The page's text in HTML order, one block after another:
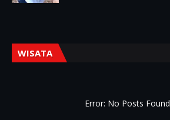
WISATA
Error: No Posts Found